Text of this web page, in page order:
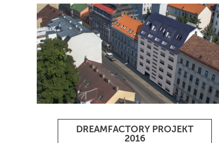
DREAMFACTORY PROJEKT
2016